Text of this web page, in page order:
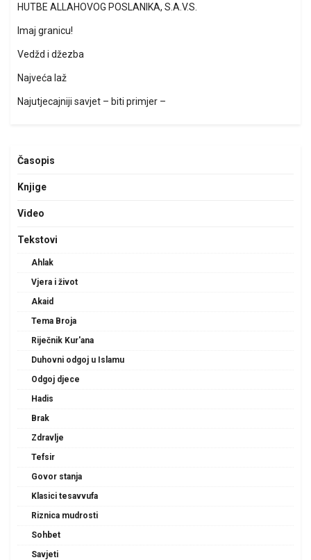
HUTBE ALLAHOVOG POSLANIKA, S.A.V.S.
Imaj granicu!
Vedžd i džezba
Najveća laž
Najutjecajniji savjet – biti primjer –
Časopis
Knjige
Video
Tekstovi
Ahlak
Vjera i život
Akaid
Tema Broja
Riječnik Kur'ana
Duhovni odgoj u Islamu
Odgoj djece
Hadis
Brak
Zdravlje
Tefsir
Govor stanja
Klasici tesavvufa
Riznica mudrosti
Sohbet
Savjeti